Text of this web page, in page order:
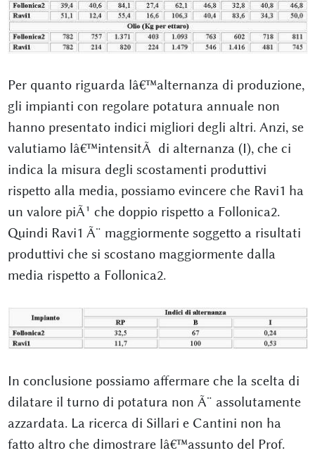
Per quanto riguarda lâ€™alternanza di produzione,
gli impianti con regolare potatura annuale non
hanno presentato indici migliori degli altri. Anzi, se
valutiamo lâ€™intensitÃ di alternanza (I), che ci
indica la misura degli scostamenti produttivi
rispetto alla media, possiamo evincere che Ravi1 ha
un valore piÃ¹ che doppio rispetto a Follonica2.
Quindi Ravi1 Ã¨ maggiormente soggetto a risultati
produttivi che si scostano maggiormente dalla
media rispetto a Follonica2.
In conclusione possiamo affermare che la scelta di
dilatare il turno di potatura non Ã¨ assolutamente
azzardata. La ricerca di Sillari e Cantini non ha
fatto altro che dimostrare lâ€™assunto del Prof.